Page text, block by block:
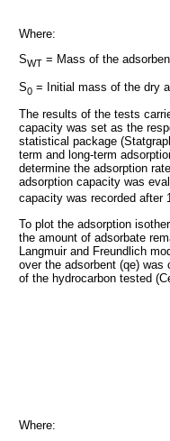
Where:
SWT = Mass of the
S0 = Initial mass of the dry
The results of the tests
capacity was set as the
statistical package
term and long-term
determine the adsorption
adsorption capacity was
capacity was recorded after
To plot the adsorption
the amount of adsorbate
Langmuir and Freundlich
over the adsorbent (qe)
of the hydrocarbon tested
Where: